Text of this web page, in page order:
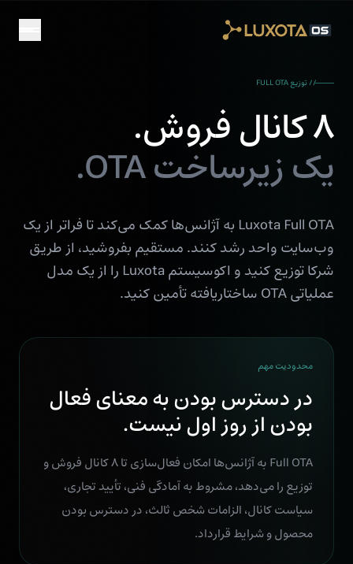
// توزیع FULL OTA
۸ کانال فروش.
یک زیرساخت OTA.
Luxota Full OTA به آژانس‌ها کمک می‌کند تا فراتر از یک
وب‌سایت واحد رشد کنند. مستقیم بفروشید، از طریق
شرکا توزیع کنید و اکوسیستم Luxota را از یک مدل
عملیاتی OTA ساختاریافته تأمین کنید.
محدودیت مهم
در دسترس بودن به معنای فعال
بودن از روز اول نیست.
Full OTA به آژانس‌ها امکان فعال‌سازی تا ۸ کانال فروش و
توزیع را می‌دهد، مشروط به آمادگی فنی، تأیید تجاری،
سیاست کانال، الزامات شخص ثالث، در دسترس بودن
محصول و شرایط قرارداد.